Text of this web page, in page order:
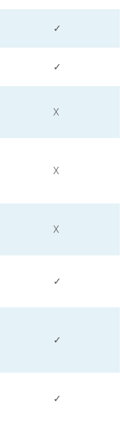
✓
✓
X
X
X
✓
✓
✓